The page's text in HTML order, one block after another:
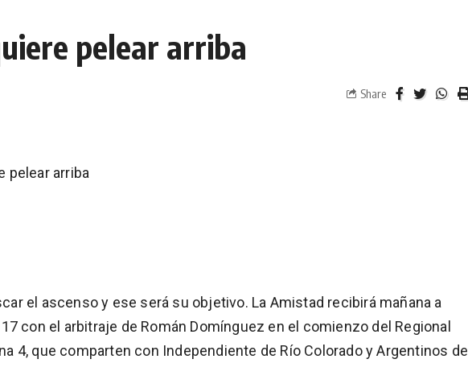
pelear arriba
Share
pelear arriba
el ascenso y ese será su objetivo. La Amistad recibirá mañana a
con el arbitraje de Román Domínguez en el comienzo del Regional
4, que comparten con Independiente de Río Colorado y Argentinos del